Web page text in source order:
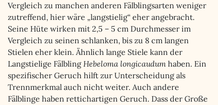
Vergleich zu manchen anderen Fälblingsarten weniger
zutreffend, hier wäre „langstielig“ eher angebracht.
Seine Hüte wirken mit 2,5 – 5 cm Durchmesser im
Vergleich zu seinen schlanken, bis zu 8 cm langen
Stielen eher klein. Ähnlich lange Stiele kann der
Langstielige Fälbling Hebeloma longicaudum haben. Ein
spezifischer Geruch hilft zur Unterscheidung als
Trennmerkmal auch nicht weiter. Auch andere
Fälblinge haben rettichartigen Geruch. Dass der Große